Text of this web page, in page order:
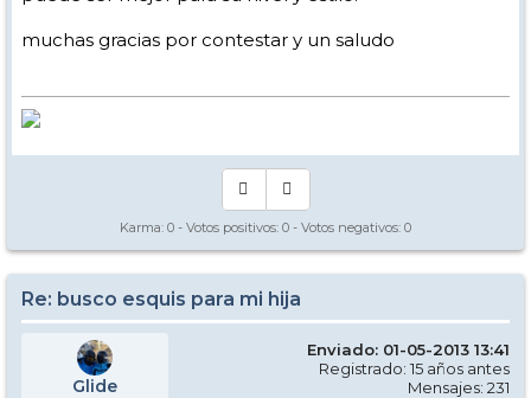
muchas gracias por contestar y un saludo
Karma: 0 - Votos positivos: 0 - Votos negativos: 0
Re: busco esquis para mi hija
Glide
Enviado: 01-05-2013 13:41
Registrado: 15 años antes
Mensajes: 231